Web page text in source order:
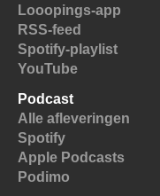
Looopings-app
RSS-feed
Spotify-playlist
YouTube
Podcast
Alle afleveringen
Spotify
Apple Podcasts
Podimo